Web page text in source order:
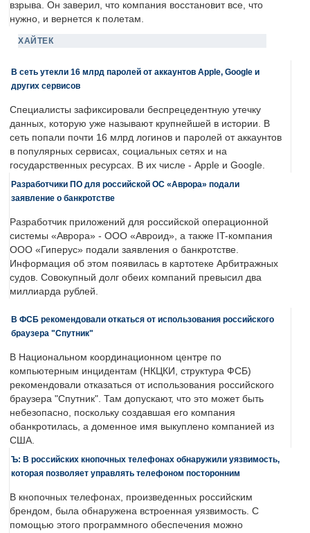
взрыва. Он заверил, что компания восстановит все, что
нужно, и вернется к полетам.
ХАЙТЕК
В сеть утекли 16 млрд паролей от аккаунтов Apple, Google и
других сервисов
Специалисты зафиксировали беспрецедентную утечку
данных, которую уже называют крупнейшей в истории. В
сеть попали почти 16 млрд логинов и паролей от аккаунтов
в популярных сервисах, социальных сетях и на
государственных ресурсах. В их числе - Apple и Google.
Разработчики ПО для российской ОС «Аврора» подали
заявление о банкротстве
Разработчик приложений для российской операционной
системы «Аврора» - ООО «Авроид», а также IT-компания
ООО «Гиперус» подали заявления о банкротстве.
Информация об этом появилась в картотеке Арбитражных
судов. Совокупный долг обеих компаний превысил два
миллиарда рублей.
В ФСБ рекомендовали откаться от использования российского
браузера "Спутник"
В Национальном координационном центре по
компьютерным инцидентам (НКЦКИ, структура ФСБ)
рекомендовали отказаться от использования российского
браузера "Спутник". Там допускают, что это может быть
небезопасно, поскольку создавшая его компания
обанкротилась, а доменное имя выкуплено компанией из
США.
Ъ: В российских кнопочных телефонах обнаружили уязвимость,
которая позволяет управлять телефоном посторонним
В кнопочных телефонах, произведенных российским
брендом, была обнаружена встроенная уязвимость. С
помощью этого программного обеспечения можно